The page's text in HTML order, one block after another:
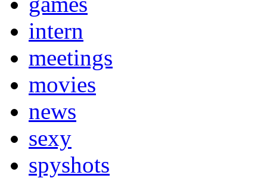
intern
meetings
movies
news
sexy
spyshots